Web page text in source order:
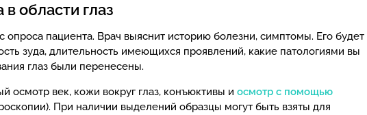
в области глаз
опроса пациента. Врач выяснит историю болезни, симптомы. Его будет
зуда, длительность имеющихся проявлений, какие патологиями вы
глаз были перенесены.
осмотр век, кожи вокруг глаз, конъюктивы и осмотр с помощью
При наличии выделений образцы могут быть взяты для